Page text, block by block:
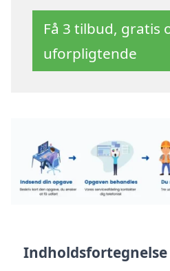
Få 3 tilbud, gratis
uforpligtende
Indholdsfortegnelse